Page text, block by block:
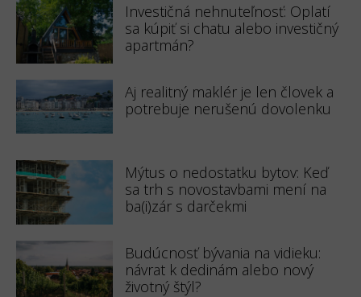
Investičná nehnuteľnosť: Oplatí
sa kúpiť si chatu alebo investičný
apartmán?
Aj realitný maklér je len človek a
potrebuje nerušenú dovolenku
Mýtus o nedostatku bytov: Keď
sa trh s novostavbami mení na
ba(i)zár s darčekmi
Budúcnosť bývania na vidieku:
návrat k dedinám alebo nový
životný štýl?